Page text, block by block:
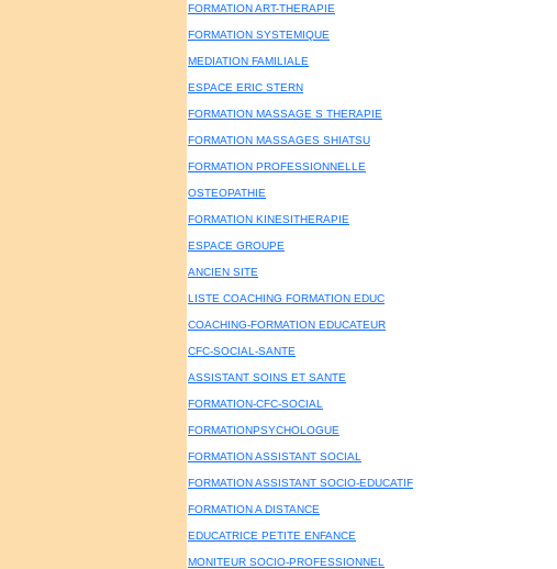
FORMATION ART-THERAPIE
FORMATION SYSTEMIQUE
MEDIATION FAMILIALE
ESPACE ERIC STERN
FORMATION MASSAGE S THERAPIE
FORMATION MASSAGES SHIATSU
FORMATION PROFESSIONNELLE
OSTEOPATHIE
FORMATION KINESITHERAPIE
ESPACE GROUPE
ANCIEN SITE
LISTE COACHING FORMATION EDUC
COACHING-FORMATION EDUCATEUR
CFC-SOCIAL-SANTE
ASSISTANT SOINS ET SANTE
FORMATION-CFC-SOCIAL
FORMATIONPSYCHOLOGUE
FORMATION ASSISTANT SOCIAL
FORMATION ASSISTANT SOCIO-EDUCATIF
FORMATION A DISTANCE
EDUCATRICE PETITE ENFANCE
MONITEUR SOCIO-PROFESSIONNEL